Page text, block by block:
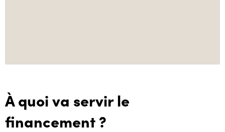
À quoi va servir le
financement ?